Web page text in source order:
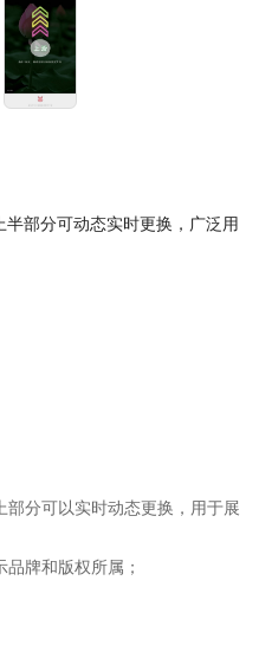
部分可动态实时更换，广泛用
部分可以实时动态更换，用于展
牌和版权所属；